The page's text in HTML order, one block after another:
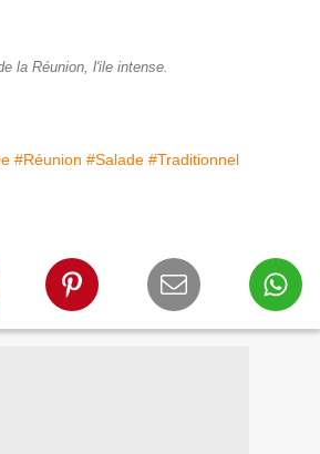
la Réunion, l'ile intense.
#Réunion #Salade #Traditionnel